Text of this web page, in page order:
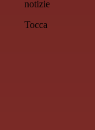
notizie
Tocca